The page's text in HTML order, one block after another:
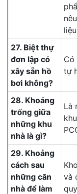
27. Biệt thự
đơn lập có
xây sẵn hồ
bơi không?
Có
tự
28. Khoảng
trống giữa
những khu
nhà là gì?
Là
29. Khoảng
cách sau
những căn
nhà để làm
và